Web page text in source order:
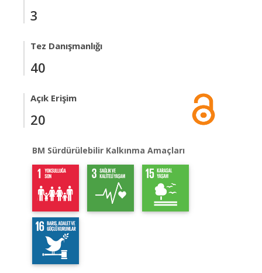
3
Tez Danışmanlığı
40
Açık Erişim
20
BM Sürdürülebilir Kalkınma Amaçları